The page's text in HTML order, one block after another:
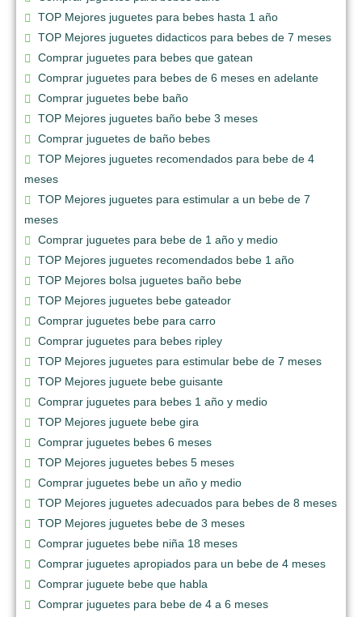
TOP Mejores juguetes para bebes hasta 1 año
TOP Mejores juguetes didacticos para bebes de 7 meses
Comprar juguetes para bebes que gatean
Comprar juguetes para bebes de 6 meses en adelante
Comprar juguetes bebe baño
TOP Mejores juguetes baño bebe 3 meses
Comprar juguetes de baño bebes
TOP Mejores juguetes recomendados para bebe de 4
meses
TOP Mejores juguetes para estimular a un bebe de 7
meses
Comprar juguetes para bebe de 1 año y medio
TOP Mejores juguetes recomendados bebe 1 año
TOP Mejores bolsa juguetes baño bebe
TOP Mejores juguetes bebe gateador
Comprar juguetes bebe para carro
Comprar juguetes para bebes ripley
TOP Mejores juguetes para estimular bebe de 7 meses
TOP Mejores juguete bebe guisante
Comprar juguetes para bebes 1 año y medio
TOP Mejores juguete bebe gira
Comprar juguetes bebes 6 meses
TOP Mejores juguetes bebes 5 meses
Comprar juguetes bebe un año y medio
TOP Mejores juguetes adecuados para bebes de 8 meses
TOP Mejores juguetes bebe de 3 meses
Comprar juguetes bebe niña 18 meses
Comprar juguetes apropiados para un bebe de 4 meses
Comprar juguete bebe que habla
Comprar juguetes para bebe de 4 a 6 meses